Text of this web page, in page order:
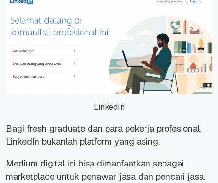
LinkedIn
Bagi fresh graduate dan para pekerja profesional,
LinkedIn bukanlah platform yang asing.
Medium digital ini bisa dimanfaatkan sebagai
marketplace untuk penawar jasa dan pencari jasa.